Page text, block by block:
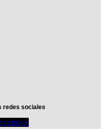
redes sociales